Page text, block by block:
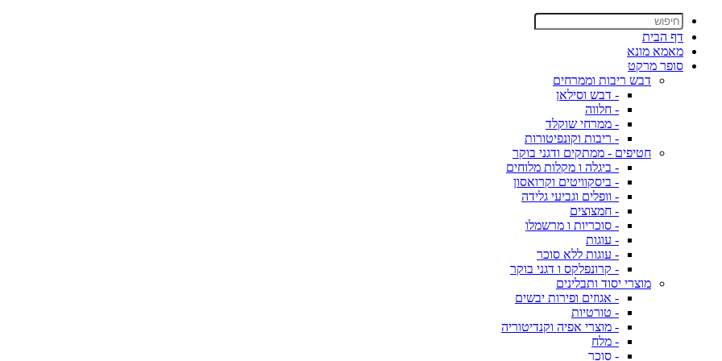
דף הבית
מאמא מונא
סופר מרקט
דבש ריבות וממרחים
- דבש וסילאן
- חלווה
- ממרחי שוקלד
- ריבות וקונפיטורות
חטיפים - ממתקים ודגני בוקר
- ביגלה ו מקלות מלוחים
- ביסקוויטים וקרואסון
- וופלים וגביעי גלידה
- חמצוצים
- סוכריות ו מרשמלו
- עוגות
- עוגות ללא סוכר
- קרונפלקס ו דגני בוקר
מוצרי יסוד ותבלינים
- אגוזים ופירות יבשים
- טורטיות
- מוצרי אפיה וקנדיטוריה
- מלח
- סוכר